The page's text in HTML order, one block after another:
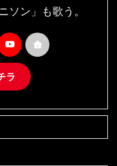
ソン」も歌う。
ラ